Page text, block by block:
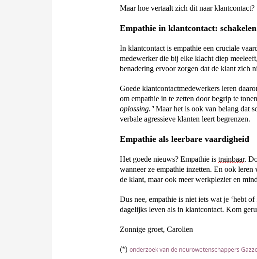
Maar hoe vertaalt zich dit naar klantcontact?
Empathie in klantcontact: schakelen
In klantcontact is empathie een cruciale
medewerker die bij elke klacht diep
benadering ervoor zorgen dat de klant zich
Goede klantcontactmedewerkers leren
om empathie in te zetten door begrip te
oplossing." Maar het is ook van belang dat
verbale agressieve klanten leert begrenzen.
Empathie als leerbare vaardigheid
Het goede nieuws? Empathie is trainbaar.
wanneer ze empathie inzetten. En ook leren
de klant, maar ook meer werkplezier en
Dus nee, empathie is niet iets wat je ‘hebt
dagelijks leven als in klantcontact. Kom
Zonnige groet, Carolien
(*) onderzoek van de neurowetenschappers